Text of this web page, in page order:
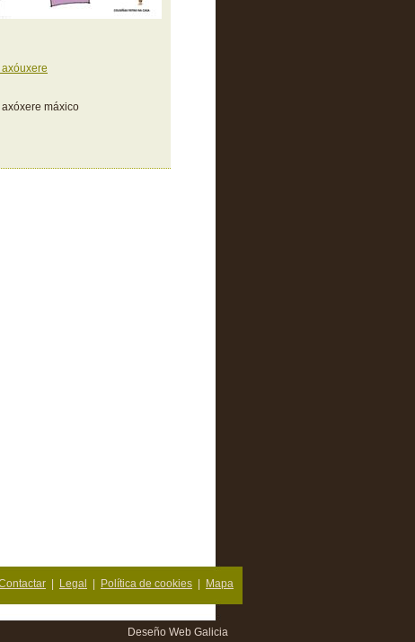
axóuxere
axóxere máxico
Legal Política de cookies Mapa
Deseño Web Galicia